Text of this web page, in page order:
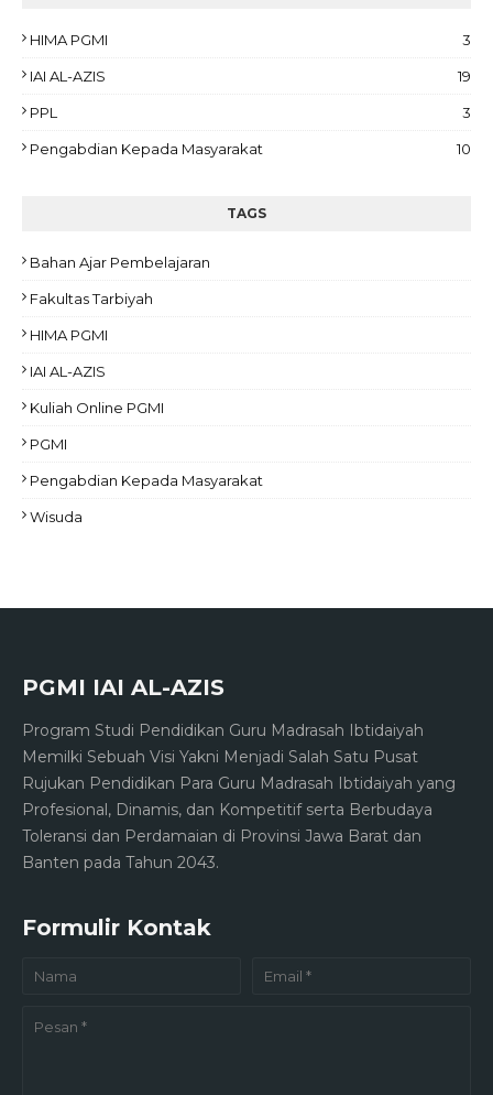
HIMA PGMI 3
IAI AL-AZIS 19
PPL 3
Pengabdian Kepada Masyarakat 10
TAGS
Bahan Ajar Pembelajaran
Fakultas Tarbiyah
HIMA PGMI
IAI AL-AZIS
Kuliah Online PGMI
PGMI
Pengabdian Kepada Masyarakat
Wisuda
PGMI IAI AL-AZIS
Program Studi Pendidikan Guru Madrasah Ibtidaiyah
Memilki Sebuah Visi Yakni Menjadi Salah Satu Pusat
Rujukan Pendidikan Para Guru Madrasah Ibtidaiyah yang
Profesional, Dinamis, dan Kompetitif serta Berbudaya
Toleransi dan Perdamaian di Provinsi Jawa Barat dan
Banten pada Tahun 2043.
Formulir Kontak